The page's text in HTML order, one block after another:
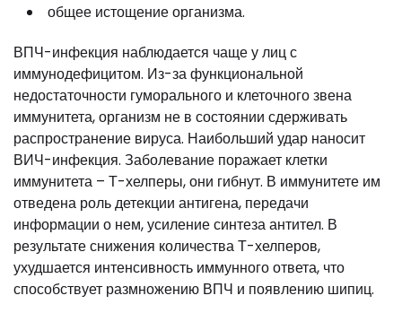
общее истощение организма.
ВПЧ-инфекция наблюдается чаще у лиц с
иммунодефицитом. Из-за функциональной
недостаточности гуморального и клеточного звена
иммунитета, организм не в состоянии сдерживать
распространение вируса. Наибольший удар наносит
ВИЧ-инфекция. Заболевание поражает клетки
иммунитета – Т-хелперы, они гибнут. В иммунитете им
отведена роль детекции антигена, передачи
информации о нем, усиление синтеза антител. В
результате снижения количества Т-хелперов,
ухудшается интенсивность иммунного ответа, что
способствует размножению ВПЧ и появлению шипиц.